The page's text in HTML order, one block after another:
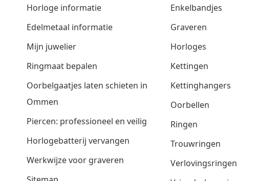
Horloge informatie
Edelmetaal informatie
Mijn juwelier
Ringmaat bepalen
Oorbelgaatjes laten schieten in
Ommen
Piercen: professioneel en veilig
Horlogebatterij vervangen
Werkwijze voor graveren
Enkelbandjes
Graveren
Horloges
Kettingen
Kettinghangers
Oorbellen
Ringen
Trouwringen
Verlovingsringen